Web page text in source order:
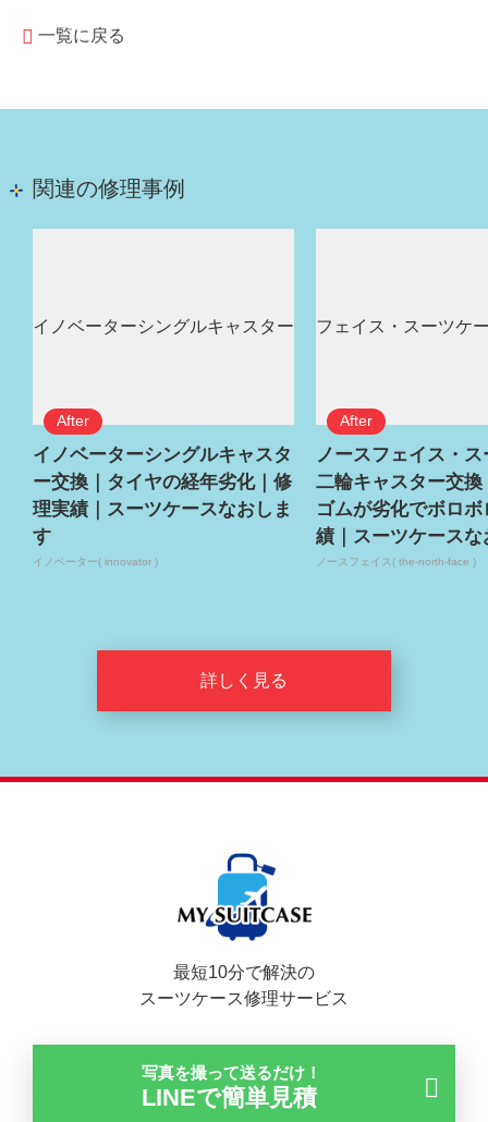
一覧に戻る
関連の修理事例
イノベーターシングルキャスタ
ー交換｜タイヤの経年劣化｜修
理実績｜スーツケースなおしま
す
イノベーター( innovator )
ノースフェイス・
二輪キャスター交換
ゴムが劣化でボロ
績｜スーツケースな
ノースフェイス( the-north-face )
詳しく見る
最短10分で解決の
スーツケース修理サービス
写真を撮って送るだけ！
LINEで簡単見積